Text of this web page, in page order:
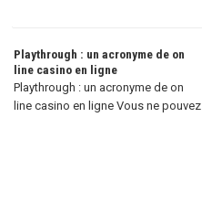
Playthrough : un acronyme de on
line casino en ligne
Playthrough : un acronyme de on
line casino en ligne Vous ne pouvez